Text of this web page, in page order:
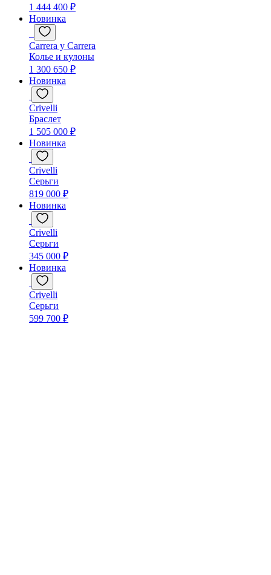
1 444 400 ₽
Новинка
Carrera y Carrera
Колье и кулоны
1 300 650 ₽
Новинка
Crivelli
Браслет
1 505 000 ₽
Новинка
Crivelli
Серьги
819 000 ₽
Новинка
Crivelli
Серьги
345 000 ₽
Новинка
Crivelli
Серьги
599 700 ₽